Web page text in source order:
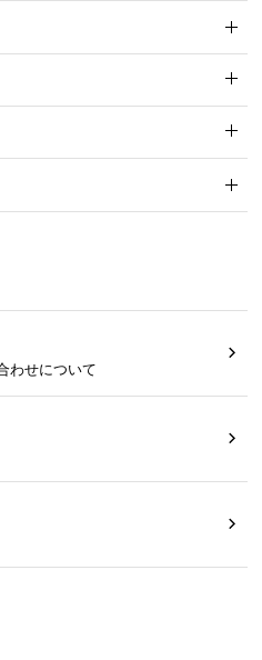
）・LDA9G（モダンデコ株式会社）に
いるものはご使用いただ
た壁スイッチは故障や
用いただけません。
にも最適
ームだけでなくリビング
部屋にお使いいただけま
わせについて